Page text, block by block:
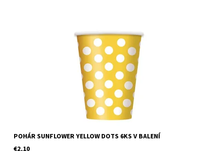
papierovy pohar zlty s bielymi bodkami 6ks v balení velkost
POHÁR SUNFLOWER YELLOW DOTS 6KS V BALENÍ